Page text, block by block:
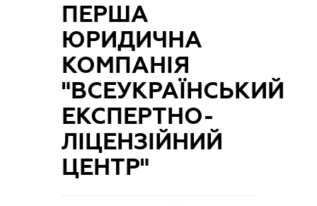
ПЕРША
ЮРИДИЧНА
КОМПАНІЯ
"ВСЕУКРАЇНСЬКИЙ
ЕКСПЕРТНО-
ЛІЦЕНЗІЙНИЙ
ЦЕНТР"